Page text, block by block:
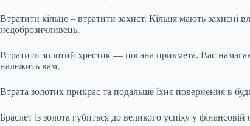
Втратити кільце – втратити захист. Кільця мають
недоброзичливець.
Втратити золотий хрестик — погана прикмета. Вас
належить вам.
Втрата золотих прикрас та подальше їхнє повернення в
Браслет із золота губиться до великого успіху у